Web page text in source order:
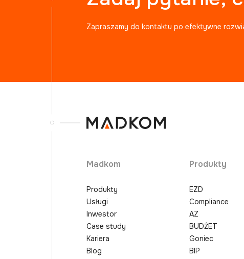
Zapraszamy do kontaktu po efektywne
Madkom
Produkty
Usługi
Inwestor
Case study
Kariera
Blog
Produkty
EZD
Compliance
AZ
BUDŻET
Goniec
BIP